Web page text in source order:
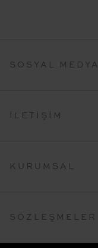
SOSYAL MEDYA
İLETIŞIM
KURUMSAL
SÖZLEŞMELER